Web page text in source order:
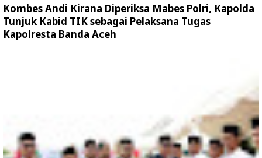
Kombes Andi Kirana Diperiksa Mabes Polri, Kapolda
Tunjuk Kabid TIK sebagai Pelaksana Tugas
Kapolresta Banda Aceh